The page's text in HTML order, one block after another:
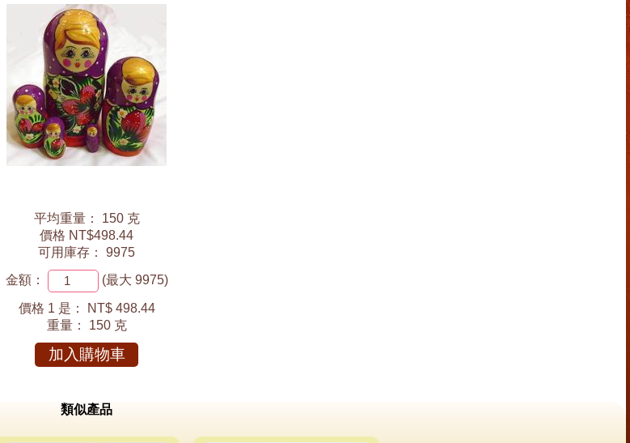
平均重量： 150 克
價格 NT$498.44
可用庫存： 9975
金額： (最大 9975)
價格 1 是：
NT$ 498.44
重量： 150 克
加入購物車
類似產品